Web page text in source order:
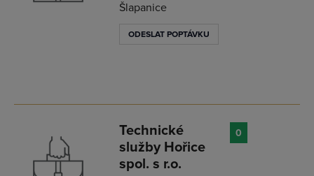
Šlapanice
ODESLAT POPTÁVKU
Technické
služby Hořice
spol. s r.o.
0